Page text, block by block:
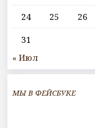
24
25 26
31
« Июл
МЫ В ФЕЙСБУКЕ